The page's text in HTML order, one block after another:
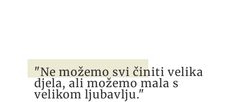
"Ne možemo svi činiti velika
djela, ali možemo mala s
velikom ljubavlju."